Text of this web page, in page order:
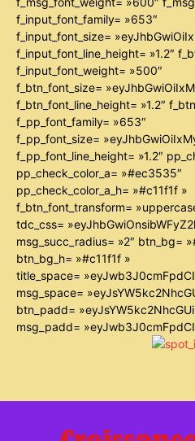
f_input_font_family= »653″
f_input_font_size=
f_input_font_line_height= »1.2″
f_input_font_weight= »500″
f_btn_font_size=
f_btn_font_line_height= »1.2″
f_pp_font_family= »653″
f_pp_font_size=
f_pp_font_line_height= »1.2″
pp_check_color_a= »#ec3535″
pp_check_color_a_h= »#c11f1f »
f_btn_font_transform=
tdc_css=
msg_succ_radius= »2″ btn_bg=
btn_bg_h= »#c11f1f »
title_space=
msg_space=
btn_padd=
msg_padd=